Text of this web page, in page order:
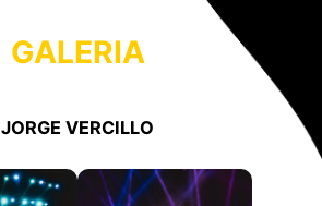
GALERIA
JORGE VERCILLO